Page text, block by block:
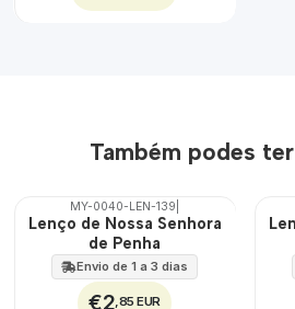
Também podes
🇵🇹
100%
MY-0040-LEN-139
Lenço de Nossa Senhora
de Penha
Envio de 1 a 3 dias
€2,85 EUR